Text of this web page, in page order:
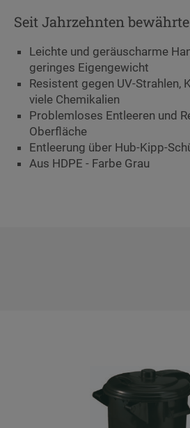
Seit Jahrzehnten
Leichte und geräuscharme
geringes Eigengewicht
Resistent gegen UV-Strahlen,
viele Chemikalien
Problemloses Entleeren und
Oberfläche
Entleerung über Hub-Kipp-
Aus HDPE - Farbe Grau